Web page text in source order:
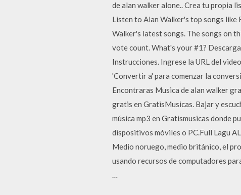
de alan walker alone.. Crea tu propia
Listen to Alan Walker's top songs like
Walker's latest songs. The songs on
vote count. What's your #1?
Instrucciones. Ingrese la URL del
'Convertir a' para comenzar la
Encontraras Musica de alan walker
gratis en GratisMusicas. Bajar y
música mp3 en Gratismusicas donde
dispositivos móviles o PC.Full Lagu
Medio noruego, medio británico, el
usando recursos de computadores
…